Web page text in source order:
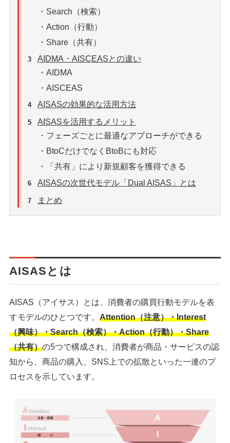
・Search（検索）
・Action（行動）
・Share（共有）
3
AIDMA・AISCEASとの違い
・AIDMA
・AISCEAS
4 AISASの効果的な活用方法
5
AISASを活用するメリット
・フェーズごとに最適なアプローチができる
・BtoCだけでなくBtoBにも対応
・「共有」により新規顧客を獲得できる
6 AISASの次世代モデル「Dual AISAS」とは
7 まとめ
AISASとは
AISAS（アイサス）とは、消費者の購買行動モデルを表
すモデルのひとつです。 Attention（注意）・Interest
（興味）・Search（検索）・Action（行動）・Share
（共有）の5つで構成され、消費者が商品・サービスの認
知から、商品の購入、SNS上での拡散といった一連のプ
ロセスを示しています。